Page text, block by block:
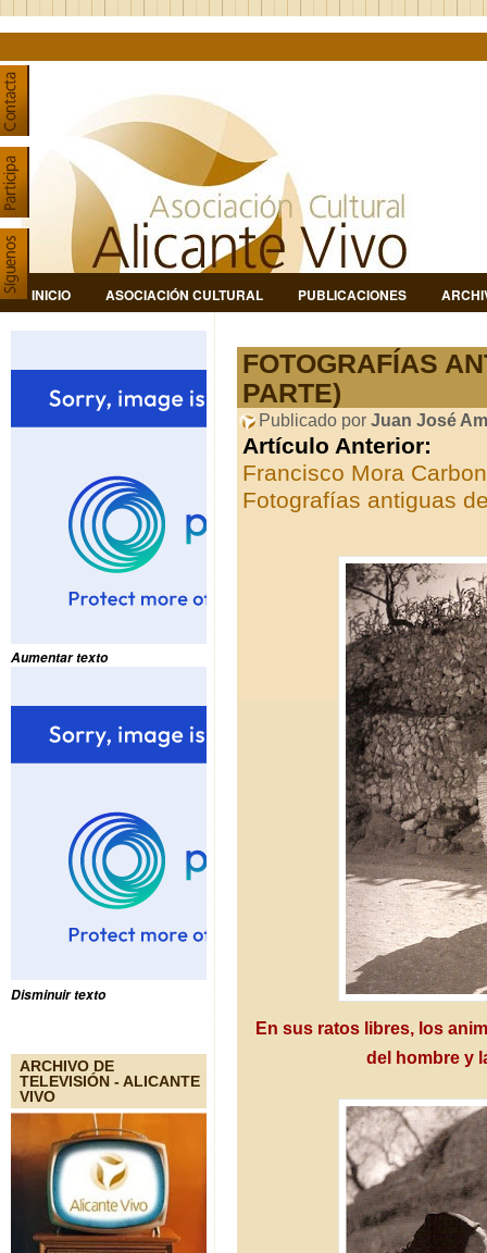
INICIO ASOCIACIÓN CULTURAL PUBLICACIONES
Aumentar texto
Disminuir texto
ARCHIVO DE
TELEVISIÓN - ALICANTE
VIVO
FOTOGRAFÍAS
PARTE)
Publicado por Juan José
Artículo Anterior:
Francisco Mora
Fotografías antiguas
En sus ratos libres, los
del hombre y